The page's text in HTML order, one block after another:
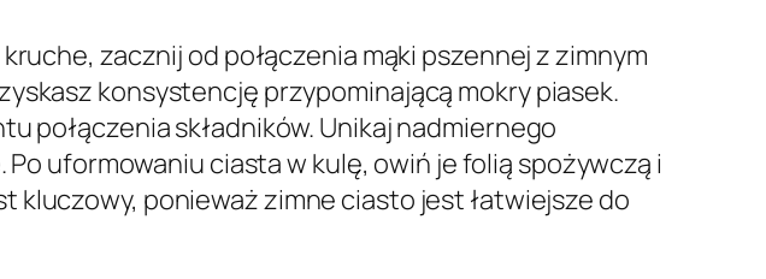
zacznij od połączenia mąki pszennej z zimnym
konsystencję przypominającą mokry piasek.
połączenia składników. Unikaj nadmiernego
uformowaniu ciasta w kulę, owiń je folią spożywczą i
kluczowy, ponieważ zimne ciasto jest łatwiejsze do